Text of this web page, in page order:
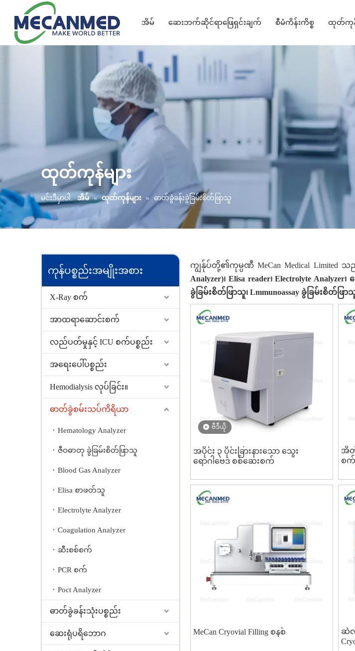
အိမ် ဆေးဘက်ဆိုင်ရာဖြေရှင်းချက် စီမံကိန်းကိစ္စ ထုတ်ကုန်
ထုတ်ကုန်များ
မင်းဒီမှာပါ: အိမ် » ထုတ်ကုန်များ » ဓာတ်ခွဲခန်းခွဲခြမ်းစိတ်ဖြာသူ
ကုန်ပစ္စည်းအမျိုးအစား
X-Ray စက်
အာထရာဆောင်းစက်
လည်ပတ်မှုနှင့် ICU စက်ပစ္စည်း
အရေးပေါ်ပစ္စည်း
Hemodialysis လုပ်ခြင်း။
ဓာတ်ခွဲစမ်းသပ်ကိရိယာ
Hematology Analyzer
ဇီဝဓာတု ခွဲခြမ်းစိတ်ဖြာသူ
Blood Gas Analyzer
Elisa စာဖတ်သူ
Electrolyte Analyzer
Coagulation Analyzer
ဆီးစစ်စက်
PCR စက်
Poct Analyzer
ဓာတ်ခွဲခန်းသုံးပစ္စည်း
ဆေးရုံပရိဘောဂ
ကျွန်ုပ်တို့၏ကုမ္ပဏီ MeCan Medical Limited
Analyzer)၊ Elisa reader၊ Electrolyte
ခွဲခြမ်းစိတ်ဖြာသူ၊ Lmmunoassay ခွဲခြမ်းစိတ်ဖြာ
ဗီဒီယို
အပိုင်း ၃ ပိုင်းခြားနားသော သွေး
ရောဂါဗေဒ စစ်ဆေးစက်
အိတ်
စက်
MeCan Cryovial Filling စနစ်
ဆဲ